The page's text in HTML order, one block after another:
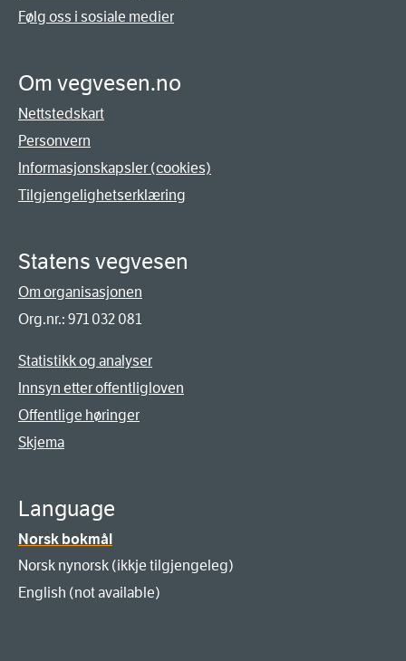
Følg oss i sosiale medier
Om vegvesen.no
Nettstedskart
Personvern
Informasjonskapsler (cookies)
Tilgjengelighetserklæring
Statens vegvesen
Om organisasjonen
Org.nr.: 971 032 081
Statistikk og analyser
Innsyn etter offentligloven
Offentlige høringer
Skjema
Language
Norsk bokmål
Norsk nynorsk (ikkje tilgjengeleg)
English (not available)